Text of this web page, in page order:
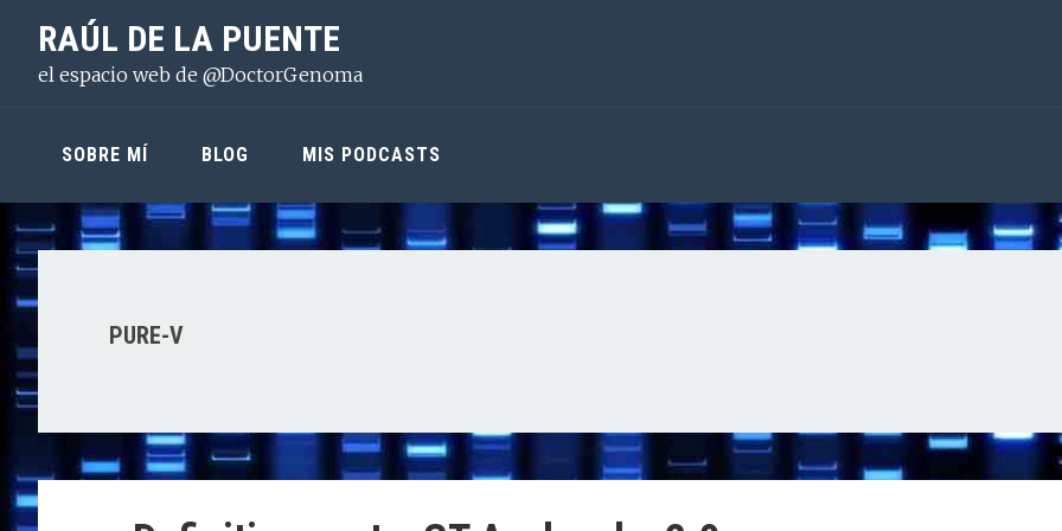
principal
contenido
lateral
RAÚL DE LA PUENTE
el espacio web de @DoctorGenoma
SOBRE MÍ BLOG MIS PODCASTS
PURE-V